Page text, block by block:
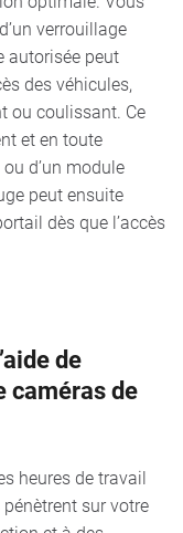
verrouillage
autorisée peut
des véhicules,
ou coulissant. Ce
et en toute
d’un module
peut ensuite
dès que l’accès
de
caméras de
heures de travail
sur votre